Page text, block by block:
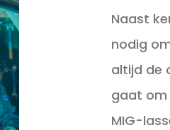
Naast
nodig
altijd de
gaat om
MIG-